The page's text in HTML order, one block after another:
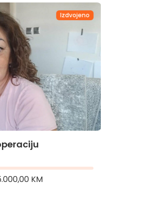
Izdvojeno
KM